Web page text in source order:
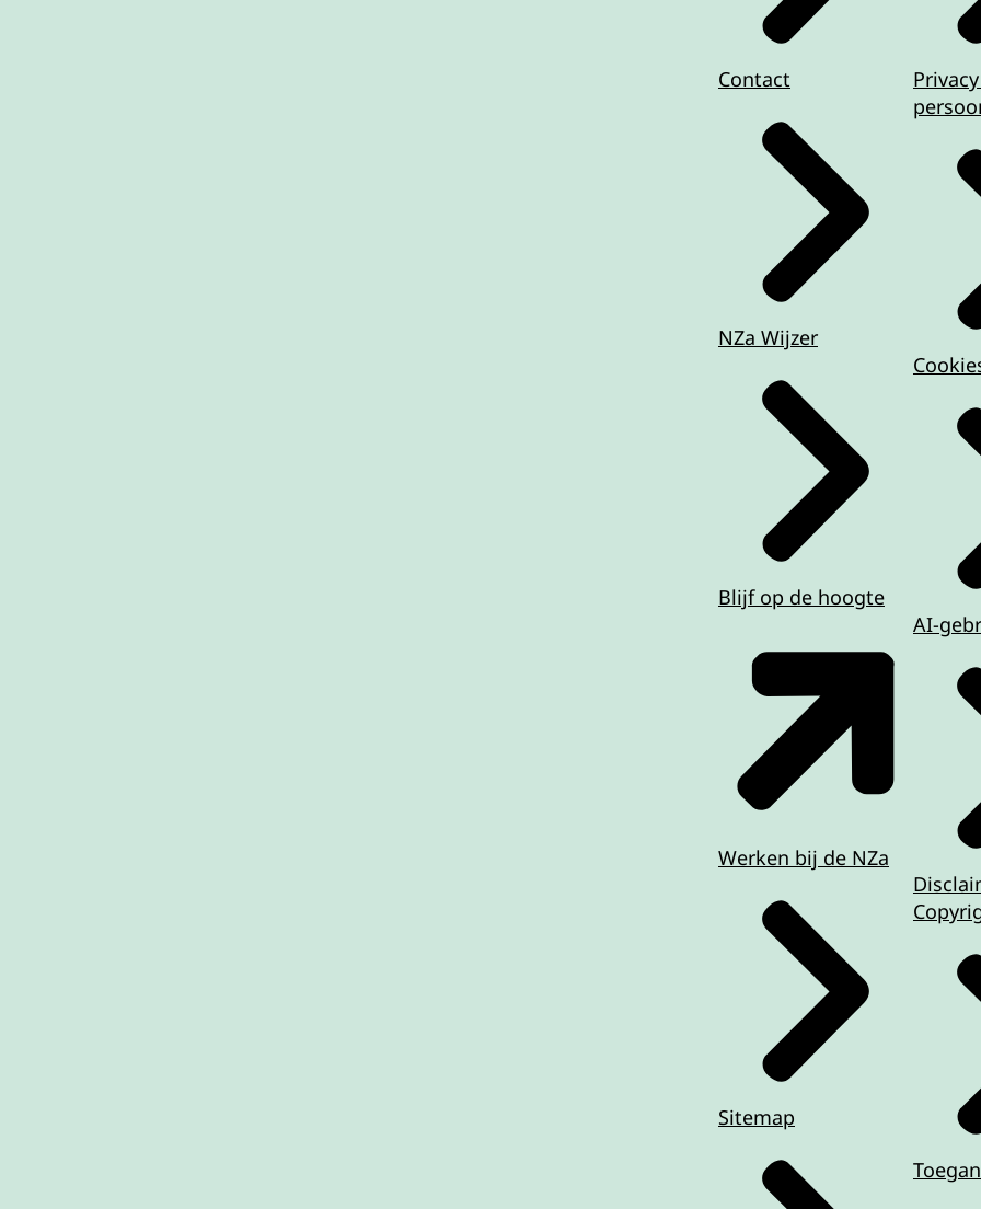
Contact
NZa Wijzer
Blijf op de hoogte
Werken bij de NZa
Sitemap
AI-